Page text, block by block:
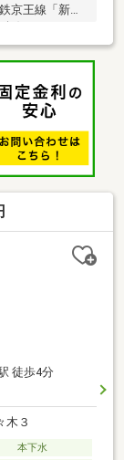
京王線「新
)※セットバ
前面道路は北
りません・お
家有、詳細は
り160％に制限
問い合わせく
徒歩4分
木３
本下水